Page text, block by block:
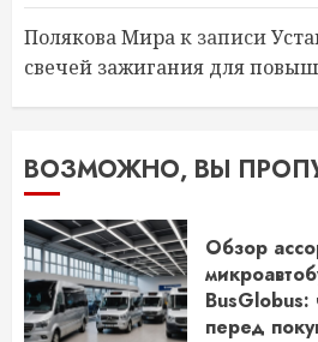
Полякова Мирак записи
свечей зажигания для
ВОЗМОЖНО, ВЫ
Обзор
BusGlobus:
перед